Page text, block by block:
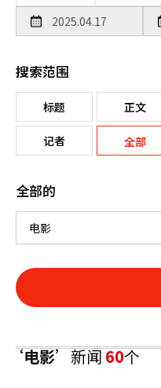
搜索范围
标题 正文
记者 全部
全部的
‘电影’新闻60个